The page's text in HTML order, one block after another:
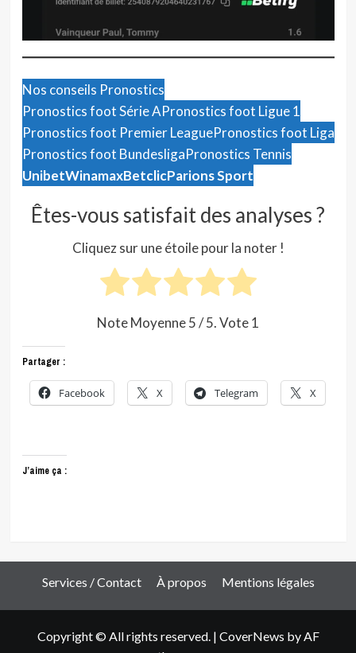
Nos conseils Pronostics
Pronostics foot Série APronostics foot Ligue 1
Pronostics foot Premier LeaguePronostics foot Liga
Pronostics foot BundesligaPronostics Tennis
UnibetWinamaxBetclicParions Sport
Êtes-vous satisfait des analyses ?
Cliquez sur une étoile pour la noter !
Note Moyenne5/ 5. Vote1
Partager :
Facebook X Telegram X
J’aime ça :
Services / Contact À propos Mentions légales
Copyright © All rights reserved. | CoverNews by AF